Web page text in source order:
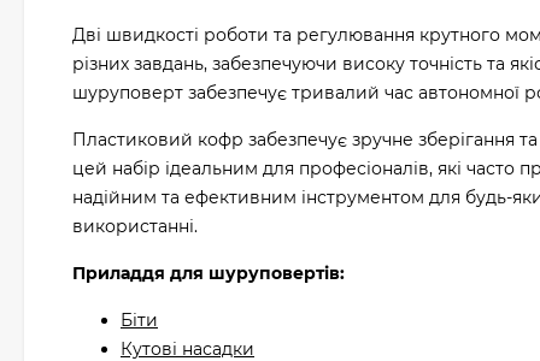
Дві швидкості роботи та регулювання крутного
різних завдань, забезпечуючи високу точність та
шуруповерт забезпечує тривалий час автономної
Пластиковий кофр забезпечує зручне зберігання
цей набір ідеальним для професіоналів, які
надійним та ефективним інструментом для будь-
використанні.
Приладдя для шуруповертів:
Біти
Кутові насадки